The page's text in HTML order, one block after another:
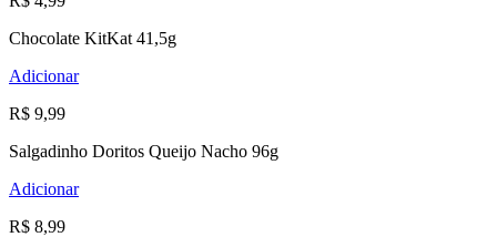
Chocolate KitKat 41,5g
Adicionar
R$ 9,99
Salgadinho Doritos Queijo Nacho 96g
Adicionar
R$ 8,99